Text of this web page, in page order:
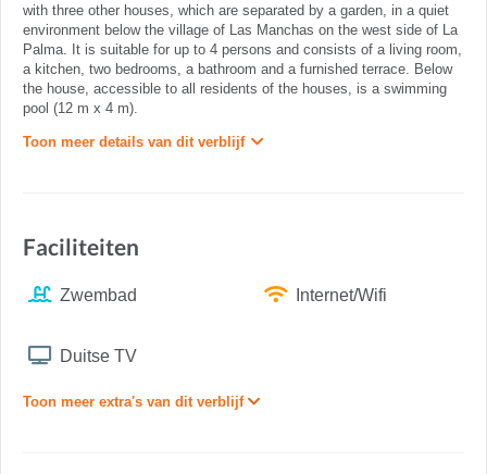
with three other houses, which are separated by a garden, in a quiet
environment below the village of Las Manchas on the west side of La
Palma. It is suitable for up to 4 persons and consists of a living room,
a kitchen, two bedrooms, a bathroom and a furnished terrace. Below
the house, accessible to all residents of the houses, is a swimming
pool (12 m x 4 m).
Toon meer details van dit verblijf
Faciliteiten
Zwembad Internet/Wifi
Duitse TV
Toon meer extra's van dit verblijf